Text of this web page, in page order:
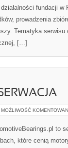
fundacji w
prowadzenia
Tematyka
[…]
MOŻLIWOŚĆ
to
które cenią